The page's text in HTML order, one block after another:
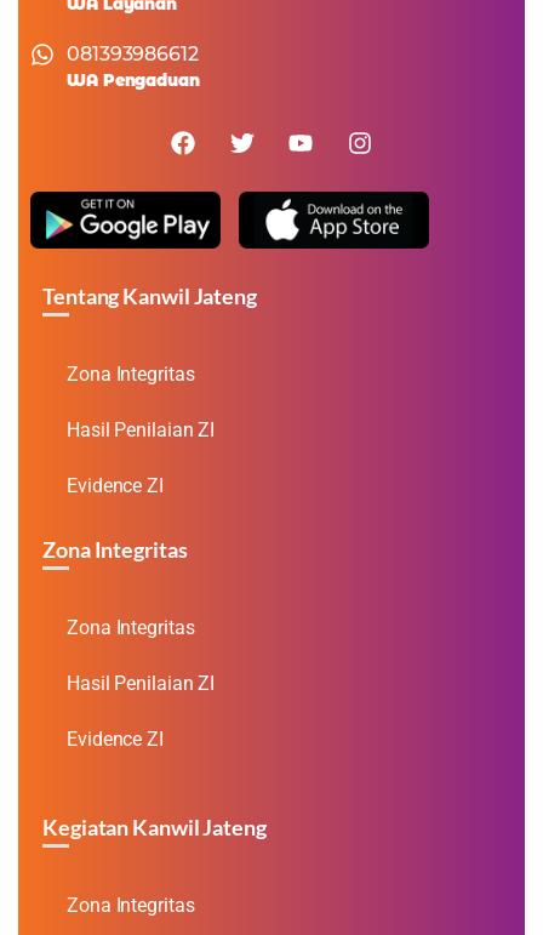
WA Layanan
081393986612
WA Pengaduan
Tentang Kanwil Jateng
Zona Integritas
Hasil Penilaian ZI
Evidence ZI
Zona Integritas
Zona Integritas
Hasil Penilaian ZI
Evidence ZI
Kegiatan Kanwil Jateng
Zona Integritas